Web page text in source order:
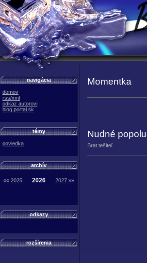
Momentka
Nudné
Brat tešiteľ
navigácia
domov
rss/xml
odkaz autorovi
blog.portal.sk
témy
poviedka
archív
«« 2025 2026 2027 »»
odkazy
rozšírenia